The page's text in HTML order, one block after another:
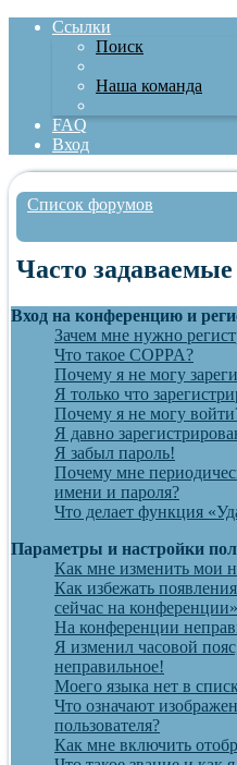
Ссылки
Поиск
Наша команда
FAQ
Вход
Список форумов
Часто
Вход на конференцию и
Зачем мне нужно
Что такое COPPA?
Почему я не могу
Я только что
Почему я не могу
Я давно
Я забыл пароль!
Почему мне
имени и пароля?
Что делает функция
Параметры и настройки
Как мне изменить мои
Как избежать
сейчас на
На конференции
Я изменил часовой
неправильное!
Моего языка нет в
Что означают
пользователя?
Как мне включить